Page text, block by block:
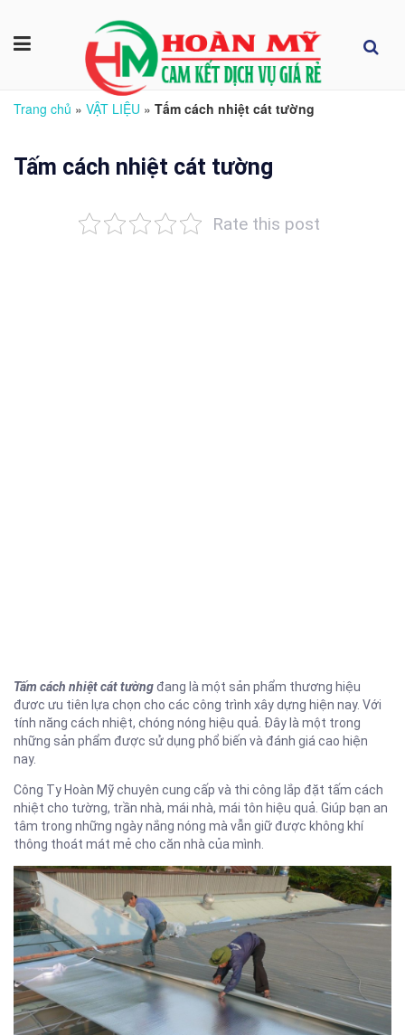
Trang chủ » VẬT LIỆU » Tấm cách nhiệt cát tường
Tấm cách nhiệt cát tường
Rate this post
Tấm cách nhiệt cát tườngđang là một sản phẩm thương hiệu
đươc ưu tiên lựa chọn cho các công trình xây dựng hiện nay. Với
tính năng cách nhiệt, chóng nóng hiệu quả. Đây là một trong
những sản phẩm được sử dụng phổ biến và đánh giá cao hiện
nay.
Công Ty Hoàn Mỹ chuyên cung cấp và thi công lắp đặt tấm cách
nhiệt cho tường, trần nhà, mái nhà, mái tôn hiệu quả. Giúp bạn an
tâm trong những ngày nắng nóng mà vẫn giữ được không khí
thông thoát mát mẻ cho căn nhà của mình.